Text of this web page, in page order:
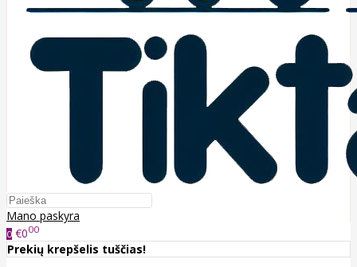
Mano paskyra
0 €000
Prekių krepšelis tuščias!